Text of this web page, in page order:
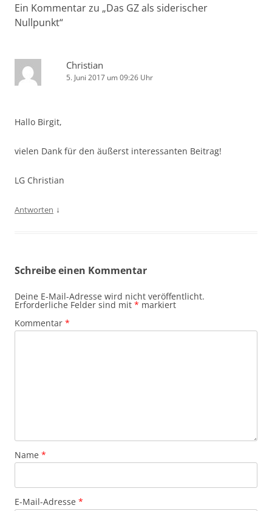
Ein Kommentar zu „Das GZ als siderischer
Nullpunkt“
Christian
5. Juni 2017 um 09:26 Uhr
Hallo Birgit,
vielen Dank für den äußerst interessanten Beitrag!
LG Christian
Antworten ↓
Schreibe einen Kommentar
Deine E-Mail-Adresse wird nicht veröffentlicht.
Erforderliche Felder sind mit * markiert
Kommentar *
Name *
E-Mail-Adresse *